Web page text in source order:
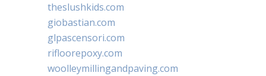
theslushkids.com
giobastian.com
glpascensori.com
rifloorepoxy.com
woolleymillingandpaving.com